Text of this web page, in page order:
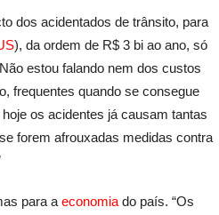
dos acidentados de trânsito, para
), da ordem de R$ 3 bi ao ano, só
estou falando nem dos custos
frequentes quando se consegue
os acidentes já causam tantas
forem afrouxadas medidas contra
para aeconomia do país. “Os